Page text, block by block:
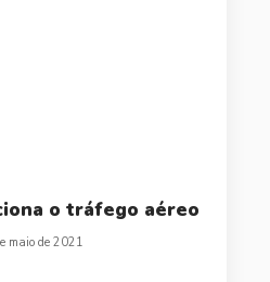
o tráfego aéreo
maio de 2021